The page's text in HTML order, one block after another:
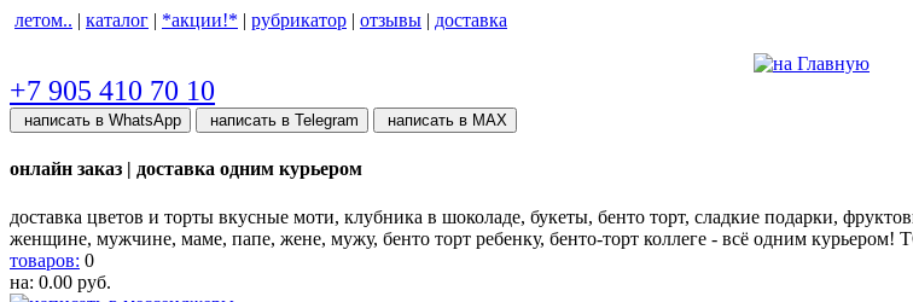
летом.. | каталог | *акции!* | рубрикатор | отзывы | доставка
+7 905 410 70 10
написать в WhatsApp написать в Telegram написать в МАХ
онлайн заказ | доставка одним курьером
доставка цветов и торты вкусные моти, клубника в шоколаде, букеты, бенто торт, сладкие подарки,
женщине, мужчине, маме, папе, жене, мужу, бенто торт ребенку, бенто-торт коллеге - всё одним
товаров: 0
на: 0.00 руб.